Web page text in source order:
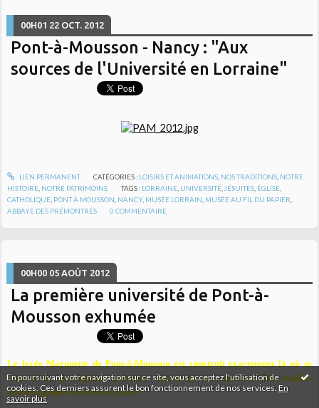
En poursuivant votre navigation sur ce site, vous acceptez l'utilisation de
cookies. Ces derniers assurent le bon fonctionnement de nos services. En
savoir plus.
00H01 22 OCT. 2012
Pont-à-Mousson - Nancy : "Aux
sources de l'Université en Lorraine"
LIEN PERMANENT CATÉGORIES : LOISIRS ET ANIMATIONS, NOS TRADITIONS, NOTRE
HISTOIRE NOTRE PATRIMOINE TAGS : LORRAINE UNIVERSITÉ JÉSUITES ÉGLISE
CATHOLIQUE PONT À MOUSSON NANCY, MUSÉE LORRAIN MUSÉE AU FIL DU PAPIER
ABBAYE DES PRÉMONTRÉS
0 COMMENTAIRE
00H00 05 AOÛT 2012
La première université de Pont-à-
Mousson exhumée
Le lycée Marquette de Pont-à-Mousson est construit exactement là où se
trouvait la prestigieuse première université de Lorraine. Des fouilles
archéologiques ravivent le passé.